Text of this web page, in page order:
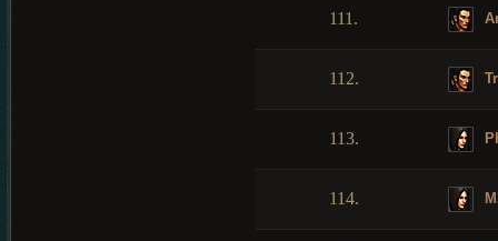
111.
112.
113.
114.